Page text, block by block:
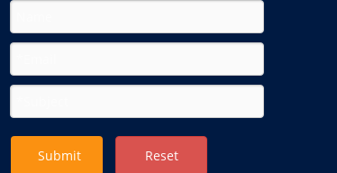
Submit Reset